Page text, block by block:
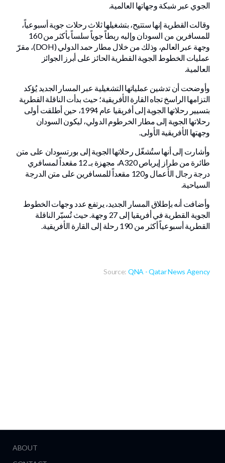
الجوي عبر شبكة وجهاتها العالمية.
وقالت القطرية إنها ستتيح، بتشغيلها ثلاث رحلات جوية أسبوعياً،
للمسافرين من السودان وإليه ربطاً جوياً سلساً بأكثر من 160
وجهة عبر العالم، وذلك من خلال مطار حمد الدولي (DOH)، مقرّ
عمليات الخطوط الجوية القطرية الحائز على أبرز الجوائز
العالمية.
وأوضحت أن تدشين عملياتها التشغيلية عبر المسار الجديد يُؤكد
التزامها الراسخ تجاه القارة الأفريقية؛ حيث بدأت الناقلة القطرية
بتسيير رحلاتها الجوية إلى أفريقيا عام 1994، حين أطلقت أولى
رحلاتها الجوية إلى مطار الخرطوم الدولي، ليكون السودان
وجهتها الأفريقية الأولى.
وأشارت إلى أنها ستُشغّل رحلاتها الجوية إلى بورتسودان على متن
طائرة من طراز إيرباص A320، مجهزة بـ 12 مقعداً لمسافري
درجة رجال الأعمال و120 مقعداً للمسافرين على متن الدرجة
السياحية.
وأضافت أنه بإطلاق المسار الجديد، يرتفع عدد وجهات الخطوط
الجوية القطرية في أفريقيا إلى 27 وجهة. حيث تُسيّر الناقلة
القطرية أسبوعياً أكثر من 190 رحلة إلى القارة الأفريقية.
Source: QNA - Qatar News Agency
ABOUT